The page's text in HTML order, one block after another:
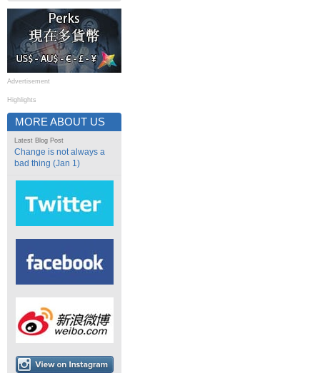
Advertisement
Highlights
MORE ABOUT US
Latest Blog Post
Change is not always a
bad thing (Jan 1)